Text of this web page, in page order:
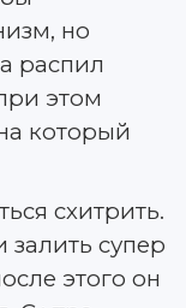
но
распил
этом
который
схитрить.
супер
этого он